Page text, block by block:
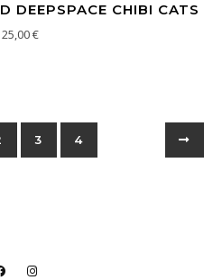
DEEPSPACE CHIBI CATS
25,00€
3 4